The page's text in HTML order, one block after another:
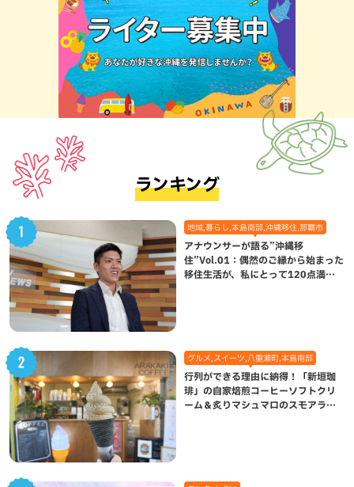
ランキング
地域,暮らし,本島南部,沖縄移住,那覇市
アナウンサーが語る”沖縄移
住”Vol.01：偶然のご縁から始まった
移住生活が、私にとって120点満点
グルメ,スイーツ,八重瀬町,本島南部
行列ができる理由に納得！「新垣珈
琲」の自家焙煎コーヒーソフトクリ
ーム＆炙りマシュマロのスモアラテ